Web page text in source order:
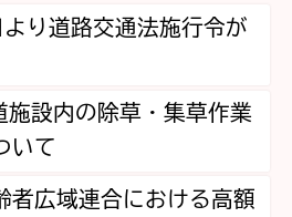
り道路交通法施行令が
施設内の除草・集草作業
いて
者広域連合における高額